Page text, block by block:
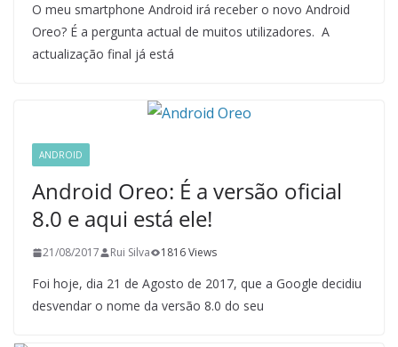
O meu smartphone Android irá receber o novo Android
Oreo? É a pergunta actual de muitos utilizadores. A
actualização final já está
ANDROID
Android Oreo: É a versão oficial
8.0 e aqui está ele!
21/08/2017 Rui Silva 1816 Views
Foi hoje, dia 21 de Agosto de 2017, que a Google decidiu
desvendar o nome da versão 8.0 do seu